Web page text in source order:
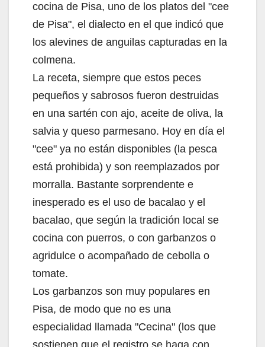
cocina de Pisa, uno de los platos del "cee
de Pisa", el dialecto en el que indicó que
los alevines de anguilas capturadas en la
colmena.
La receta, siempre que estos peces
pequeños y sabrosos fueron destruidas
en una sartén con ajo, aceite de oliva, la
salvia y queso parmesano. Hoy en día el
"cee" ya no están disponibles (la pesca
está prohibida) y son reemplazados por
morralla. Bastante sorprendente e
inesperado es el uso de bacalao y el
bacalao, que según la tradición local se
cocina con puerros, o con garbanzos o
agridulce o acompañado de cebolla o
tomate.
Los garbanzos son muy populares en
Pisa, de modo que no es una
especialidad llamada "Cecina" (los que
sostienen que el registro se haga con